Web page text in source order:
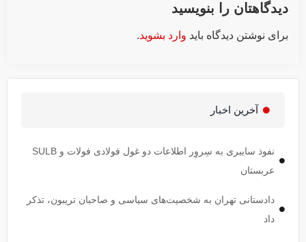
دیدگاهتان را بنویسید
برای نوشتن دیدگاه باید وارد بشوید.
آخرین اخبار
نفوذ سایبری به سِروِر اطلاعات دو غول فولادی فولات و SULB
عربستان
دادستانی تهران به شخصیت‌های سیاسی و صاحبان تریبون، تذکر
داد